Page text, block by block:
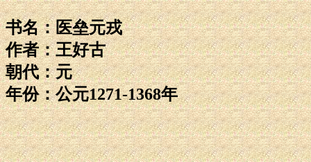
书名：医垒元戎
作者：王好古
朝代：元
年份：公元1271-1368年